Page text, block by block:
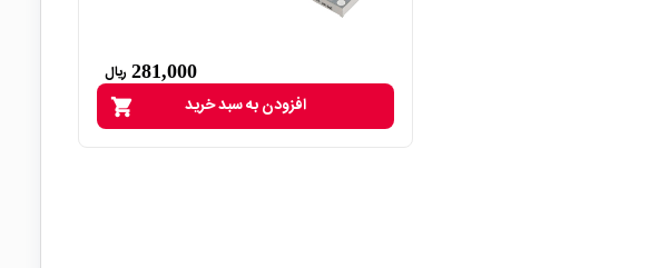
281,000 ریال
shopping_cart افزودن به سبد خرید